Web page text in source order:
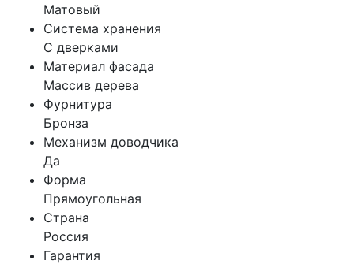
Матовый
Система хранения
С дверками
Материал фасада
Массив дерева
Фурнитура
Бронза
Механизм доводчика
Да
Форма
Прямоугольная
Страна
Россия
Гарантия